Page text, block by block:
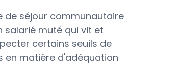
de séjour communautaire
salarié muté qui vit et
certains seuils de
en matière d'adéquation